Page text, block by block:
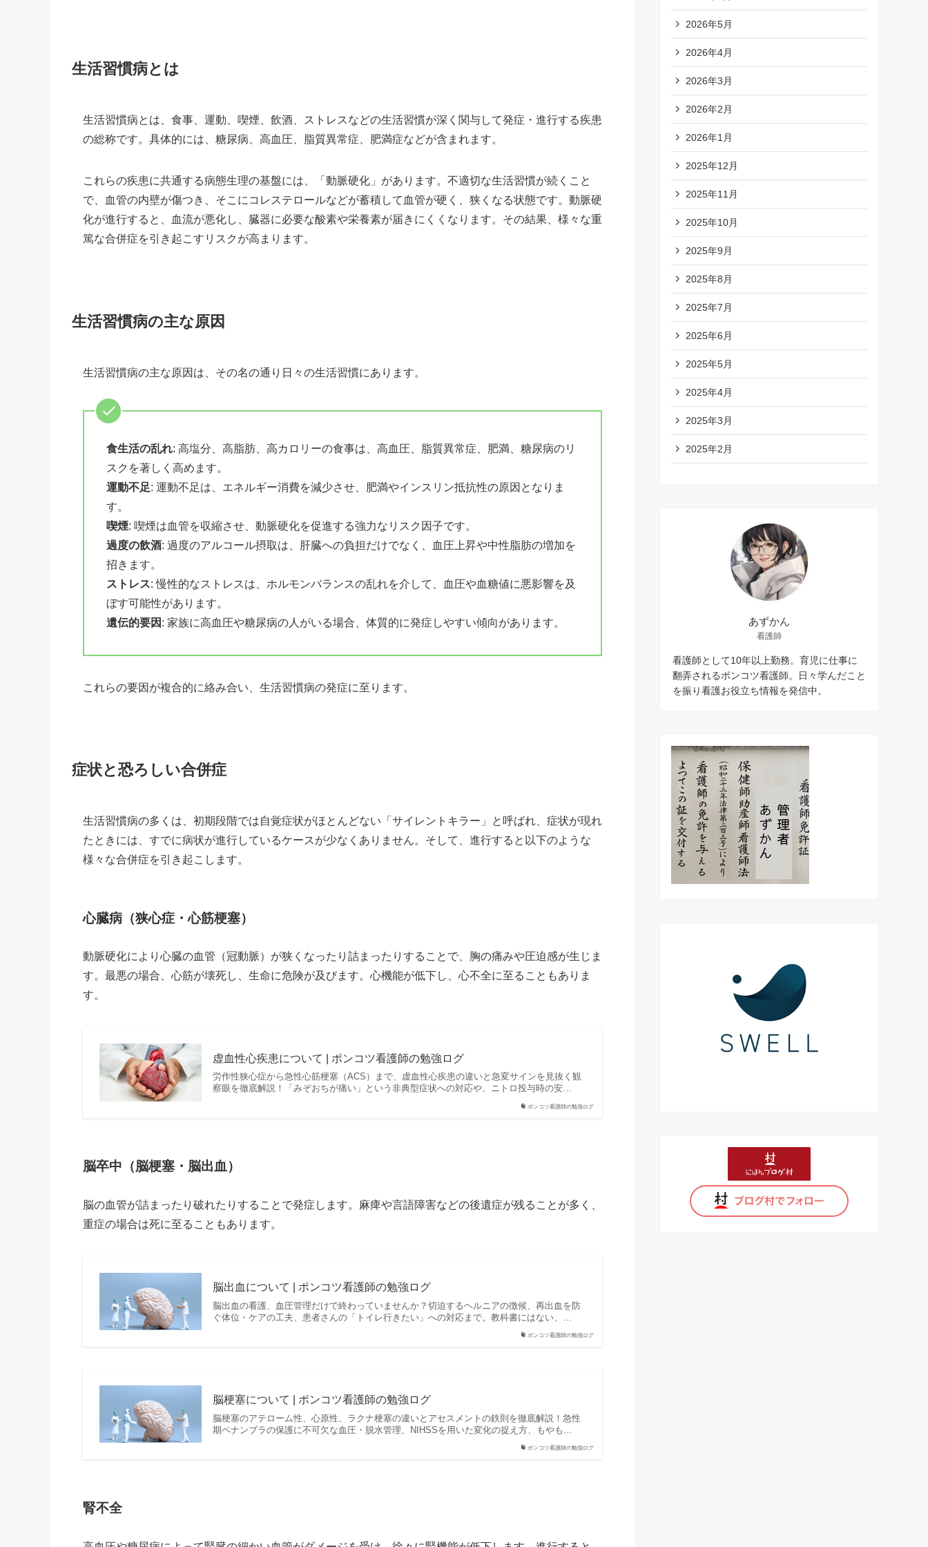
生活習慣病とは
生活習慣病とは、食事、運動、喫煙、飲酒、ストレスなどの生活習慣が深く関与して発症・進行する疾患
の総称です。具体的には、糖尿病、高血圧、脂質異常症、肥満症などが含まれます。
これらの疾患に共通する病態生理の基盤には、「動脈硬化」があります。不適切な生活習慣が続くこと
で、血管の内壁が傷つき、そこにコレステロールなどが蓄積して血管が硬く、狭くなる状態です。動脈硬
化が進行すると、血流が悪化し、臓器に必要な酸素や栄養素が届きにくくなります。その結果、様々な重
篤な合併症を引き起こすリスクが高まります。
生活習慣病の主な原因
生活習慣病の主な原因は、その名の通り日々の生活習慣にあります。
食生活の乱れ: 高塩分、高脂肪、高カロリーの食事は、高血圧、脂質異常症、肥満、糖尿病のリ
スクを著しく高めます。
運動不足: 運動不足は、エネルギー消費を減少させ、肥満やインスリン抵抗性の原因となりま
す。
喫煙: 喫煙は血管を収縮させ、動脈硬化を促進する強力なリスク因子です。
過度の飲酒: 過度のアルコール摂取は、肝臓への負担だけでなく、血圧上昇や中性脂肪の増加を
招きます。
ストレス: 慢性的なストレスは、ホルモンバランスの乱れを介して、血圧や血糖値に悪影響を及
ぼす可能性があります。
遺伝的要因 : 家族に高血圧や糖尿病の人がいる場合、体質的に発症しやすい傾向があります。
これらの要因が複合的に絡み合い、生活習慣病の発症に至ります。
症状と恐ろしい合併症
生活習慣病の多くは、初期段階では自覚症状がほとんどない「サイレントキラー」と呼ばれ、症状が現れ
たときには、すでに病状が進行しているケースが少なくありません。そして、進行すると以下のような
様々な合併症を引き起こします。
心臓病（狭心症・心筋梗塞）
動脈硬化により心臓の血管（冠動脈）が狭くなったり詰まったりすることで、胸の痛みや圧迫感が生じま
す。最悪の場合、心筋が壊死し、生命に危険が及びます。心機能が低下し、心不全に至ることもありま
す。
ポンコツ看護師の勉強ログ
虚血性心疾患について | ポンコツ看護師の勉強ログ
労作性狭心症から急性心筋梗塞（ACS）まで、虚血性心疾患の違いと急変サインを見抜く観
察眼を徹底解説！「みぞおちが痛い」という非典型症状への対応や、ニトロ投与時の安…
脳卒中（脳梗塞・脳出血）
脳の血管が詰まったり破れたりすることで発症します。麻痺や言語障害などの後遺症が残ることが多く、
重症の場合は死に至ることもあります。
ポンコツ看護師の勉強ログ
脳出血について | ポンコツ看護師の勉強ログ
脳出血の看護、血圧管理だけで終わっていませんか？切迫するヘルニアの徴候、再出血を防
ぐ体位・ケアの工夫、患者さんの「トイレ行きたい」への対応まで。教科書にはない、…
ポンコツ看護師の勉強ログ
脳梗塞について | ポンコツ看護師の勉強ログ
脳梗塞のアテローム性、心原性、ラクナ梗塞の違いとアセスメントの鉄則を徹底解説！急性
期ペナンブラの保護に不可欠な血圧・脱水管理、NIHSSを用いた変化の捉え方、もやも…
腎不全
2026年5月
2026年4月
2026年3月
2026年2月
2026年1月
2025年12月
2025年11月
2025年10月
2025年9月
2025年8月
2025年7月
2025年6月
2025年5月
2025年4月
2025年3月
2025年2月
あずかん
看護師
看護師として10年以上勤務。育児に仕事に
翻弄されるポンコツ看護師。日々学んだこと
を振り看護お役立ち情報を発信中。